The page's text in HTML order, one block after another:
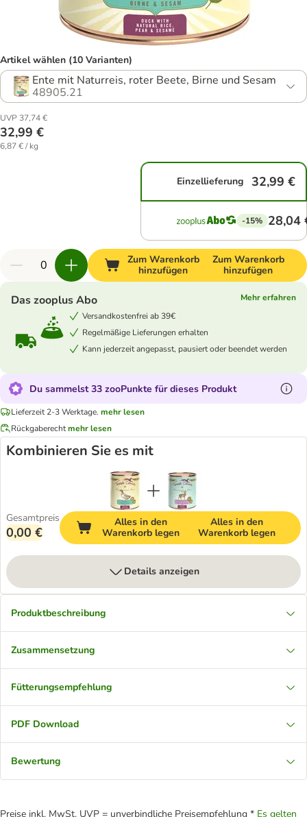
Artikel wählen (10 Varianten)
Ente mit Naturreis, roter Beete, Birne und Sesam
48905.21
UVP 37,74 €
32,99 €
6,87 € / kg
Einzellieferung 32,99 €
-15% 28,04
Zum Warenkorb
hinzufügen
Zum Warenkorb
hinzufügen
Das zooplus Abo
Mehr erfahren
Versandkostenfrei ab 39€
Regelmäßige Lieferungen erhalten
Kann jederzeit angepasst, pausiert oder beendet werden
Du sammelst 33 zooPunkte für dieses Produkt
Lieferzeit 2-3 Werktage. mehr lesen
Rückgaberechtmehr lesen
Kombinieren Sie es mit
Gesamtpreis
0,00 €
Alles in den
Warenkorb legen
Alles in den
Warenkorb legen
Details anzeigen
Produktbeschreibung
Zusammensetzung
Fütterungsempfehlung
PDF Download
Bewertung
Preise inkl. MwSt. UVP = unverbindliche Preisempfehlung * Es gelten